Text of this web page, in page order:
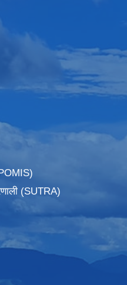
(SUTRA)